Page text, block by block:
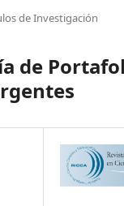
de Investigación
de